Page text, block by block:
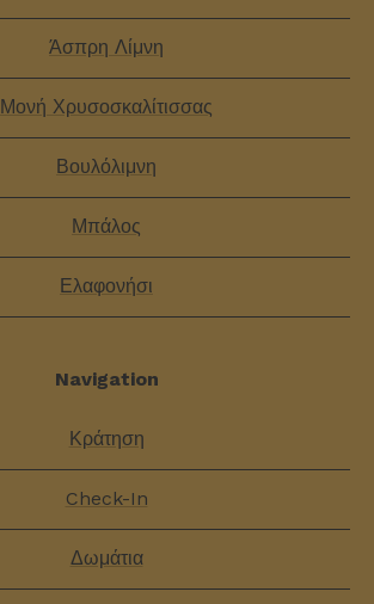
Άσπρη Λίμνη
Μονή Χρυσοσκαλίτισσας
Βουλόλιμνη
Μπάλος
Ελαφονήσι
Navigation
Κράτηση
Check-In
Δωμάτια